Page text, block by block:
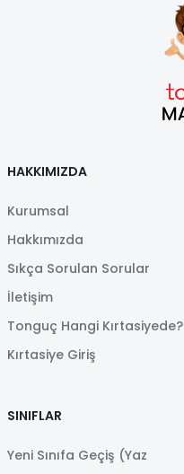
HAKKIMIZDA
Kurumsal
Hakkımızda
Sıkça Sorulan Sorular
İletişim
Tonguç Hangi Kırtasiyede?
Kırtasiye Giriş
SINIFLAR
Yeni Sınıfa Geçiş (Yaz